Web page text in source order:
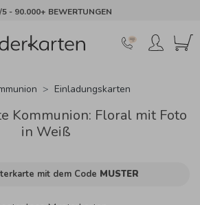
- 90.000+ BEWERTUNGEN
Einladungskarten
Kommunion: Floral mit Foto
in Weiß
mit dem Code MUSTER